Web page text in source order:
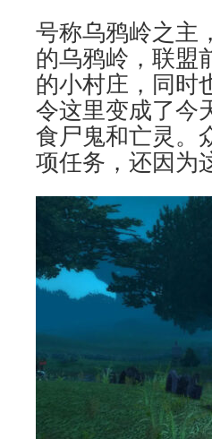
号称乌鸦岭之主
的乌鸦岭，联盟
的小村庄，同时
令这里变成了今
食尸鬼和亡灵。
项任务，还因为